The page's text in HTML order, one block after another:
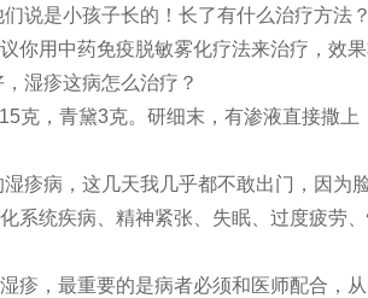
说是小孩子长的！长了有什么治疗方法
你用中药免疫脱敏雾化疗法来治疗，效
湿疹这病怎么治疗？
克，青黛3克。研细末，有渗液直接撒
疹病，这几天我几乎都不敢出门，因为
系统疾病、精神紧张、失眠、过度疲劳
疹，最重要的是病者必须和医师配合，